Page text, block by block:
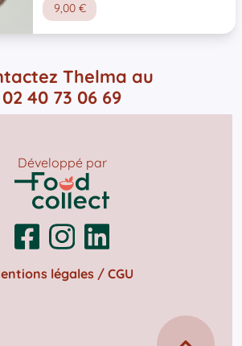
9,00 €
Thelma au
02 40 73 06 69
Développé par
légales / CGU